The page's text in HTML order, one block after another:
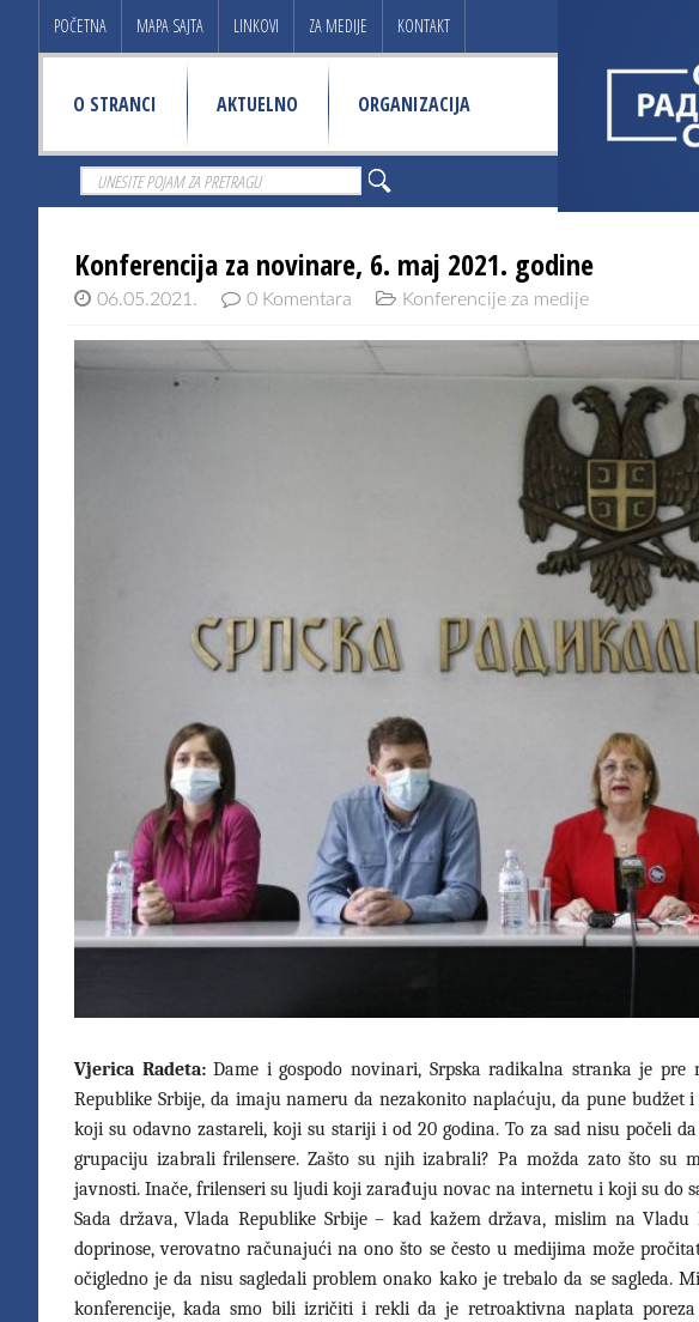
POČETNA MAPA SAJTA LINKOVI ZA MEDIJE KONTAKT
O STRANCI AKTUELNO ORGANIZACIJA
Konferencija za novinare, 6. maj 2021. godine
06.05.2021. 0 Komentara Konferencije za medije
Vjerica Radeta:Dame i gospodo novinari, Srpska radikalna stranka je
Republike Srbije, da imaju nameru da nezakonito naplaćuju, da pune budžet
koji su odavno zastareli, koji su stariji i od 20 godina. To za sad nisu počeli
grupaciju izabrali frilensere. Zašto su njih izabrali? Pa možda zato što su
javnosti. Inače, frilenseri su ljudi koji zarađuju novac na internetu i koji su do
Sada država, Vlada Republike Srbije – kad kažem država, mislim na
doprinose, verovatno računajući na ono što se često u medijima može
očigledno je da nisu sagledali problem onako kako je trebalo da se sagleda.
konferencije, kada smo bili izričiti i rekli da je retroaktivna naplata